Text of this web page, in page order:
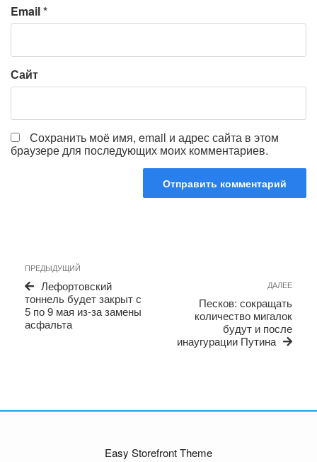
Email*
Сайт
Сохранить моё имя, email и адрес сайта в этом
браузере для последующих моих комментариев.
по
записям
Предыдущая
запись
ПРЕДЫДУЩИЙ
Лефортовский
тоннель будет закрыт с
5 по 9 мая из-за замены
асфальта
ДАЛЕЕ
Песков: сокращать
количество мигалок
будут и после
инаугурации Путина
Easy Storefront Theme